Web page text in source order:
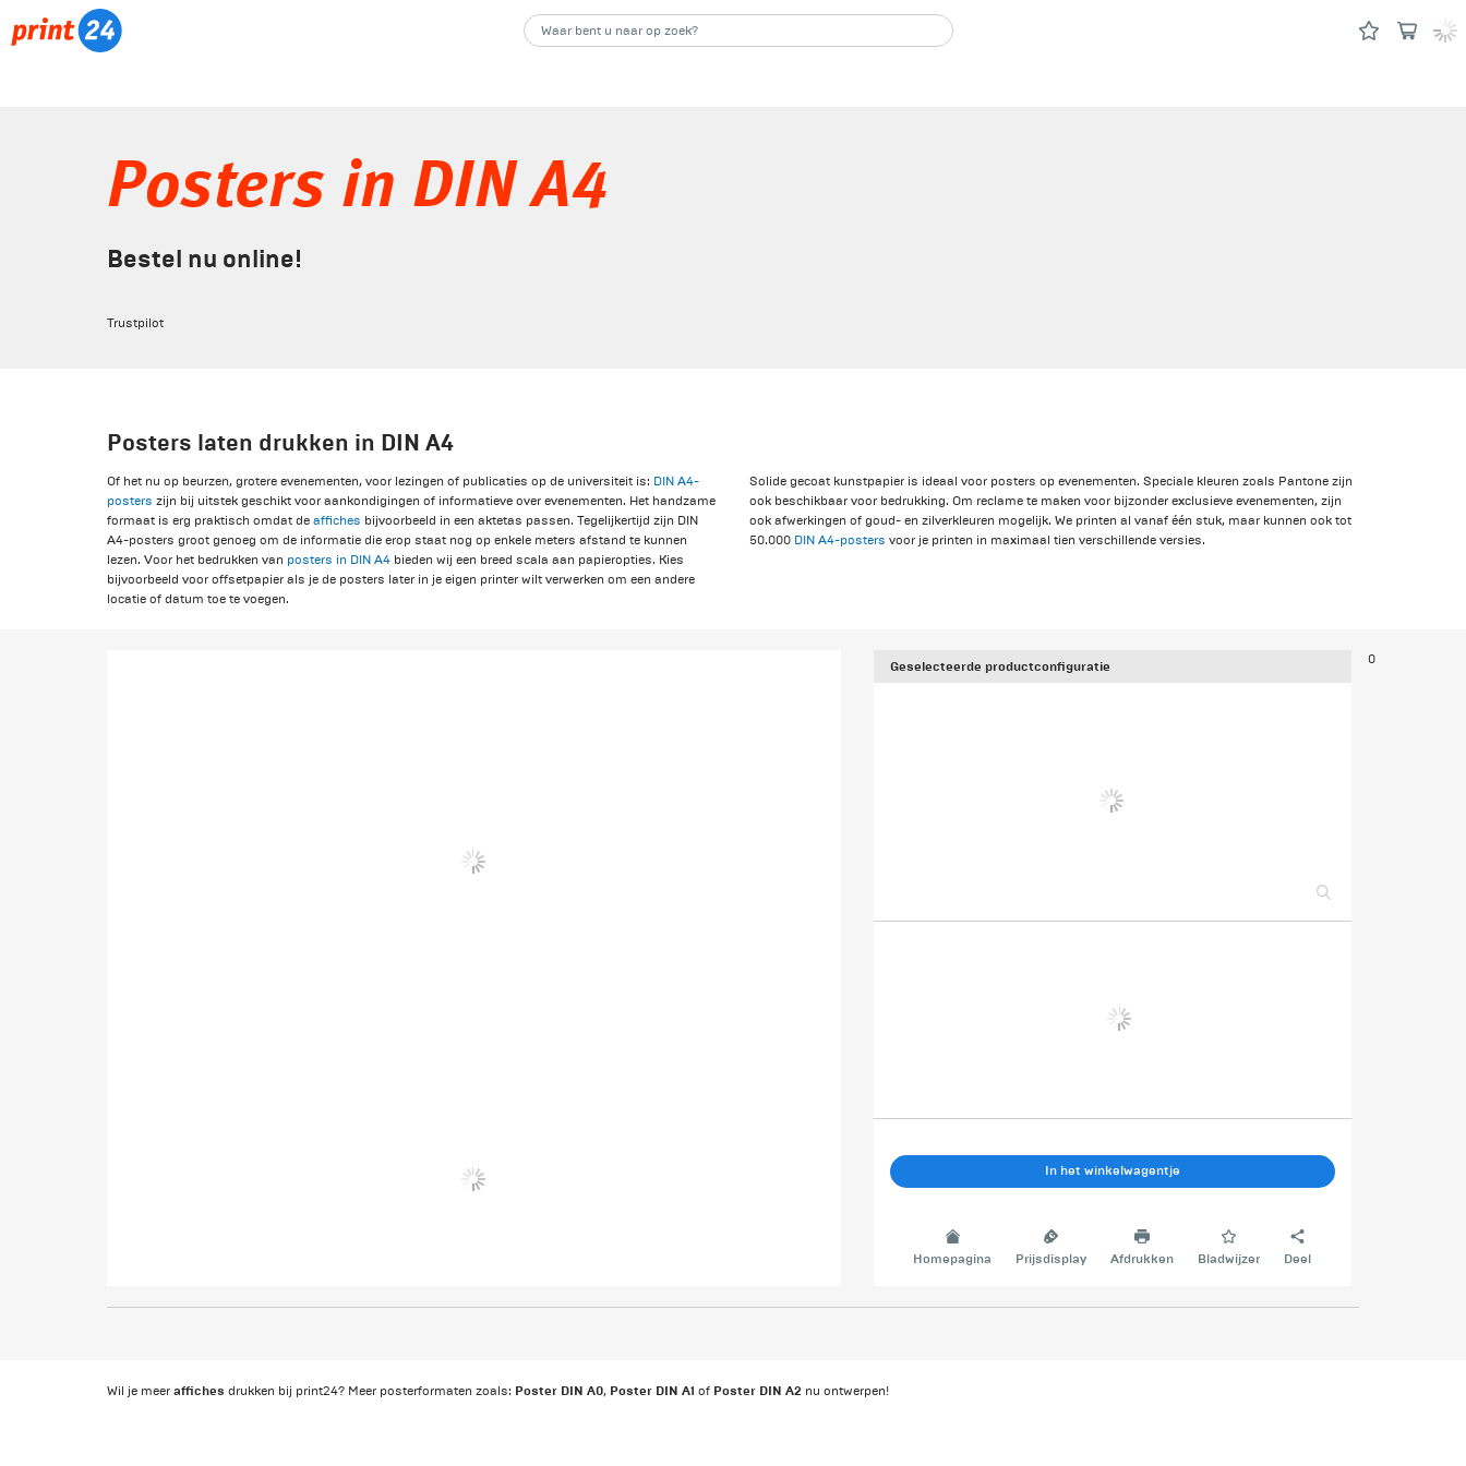
Posters in DIN A4
Bestel nu online!
Trustpilot
Posters laten drukken in DIN A4
Of het nu op beurzen, grotere evenementen, voor lezingen of publicaties op de universiteit is: DIN A4-
posters zijn bij uitstek geschikt voor aankondigingen of informatieve over evenementen. Het handzame
formaat is erg praktisch omdat deaffiches bijvoorbeeld in een aktetas passen. Tegelijkertijd zijn DIN
A4-posters groot genoeg om de informatie die erop staat nog op enkele meters afstand te kunnen
lezen. Voor het bedrukken van posters in DIN A4 bieden wij een breed scala aan papieropties. Kies
bijvoorbeeld voor offsetpapier als je de posters later in je eigen printer wilt verwerken om een andere
locatie of datum toe te voegen.
Solide gecoat kunstpapier is ideaal voor posters op evenementen. Speciale kleuren zoals Pantone zijn
ook beschikbaar voor bedrukking. Om reclame te maken voor bijzonder exclusieve evenementen, zijn
ook afwerkingen of goud- en zilverkleuren mogelijk. We printen al vanaf één stuk, maar kunnen ook tot
50.000 DIN A4-posters voor je printen in maximaal tien verschillende versies.
Geselecteerde productconfiguratie
In het winkelwagentje
Homepagina Prijsdisplay Afdrukken Bladwijzer Deel
0
Wil je meeraffiches drukken bij print24? Meer posterformaten zoals: Poster DIN A0, Poster DIN A1 of Poster DIN A2 nu ontwerpen!